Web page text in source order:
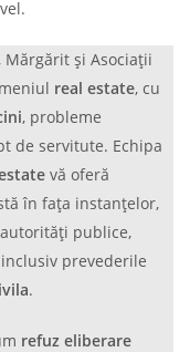
Mărgărit și Asociații
real estate, cu
, probleme
de servitute. Echipa
vă oferă
în fața instanțelor,
publice,
prevederile
.
refuz eliberare